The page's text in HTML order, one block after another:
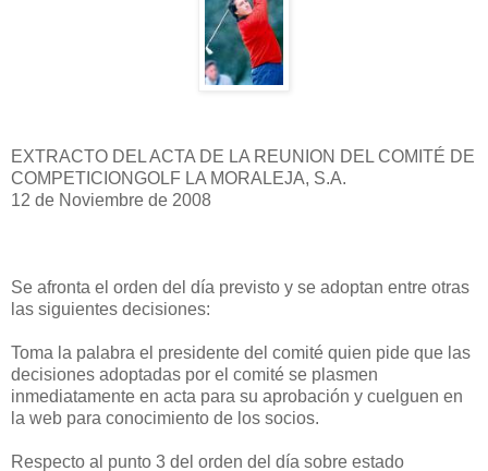
EXTRACTO DEL ACTA DE LA REUNION DEL COMITÉ DE
COMPETICIONGOLF LA MORALEJA, S.A.
12 de Noviembre de 2008
Se afronta el orden del día previsto y se adoptan entre otras
las siguientes decisiones:
Toma la palabra el presidente del comité quien pide que las
decisiones adoptadas por el comité se plasmen
inmediatamente en acta para su aprobación y cuelguen en
la web para conocimiento de los socios.
Respecto al punto 3 del orden del día sobre estado